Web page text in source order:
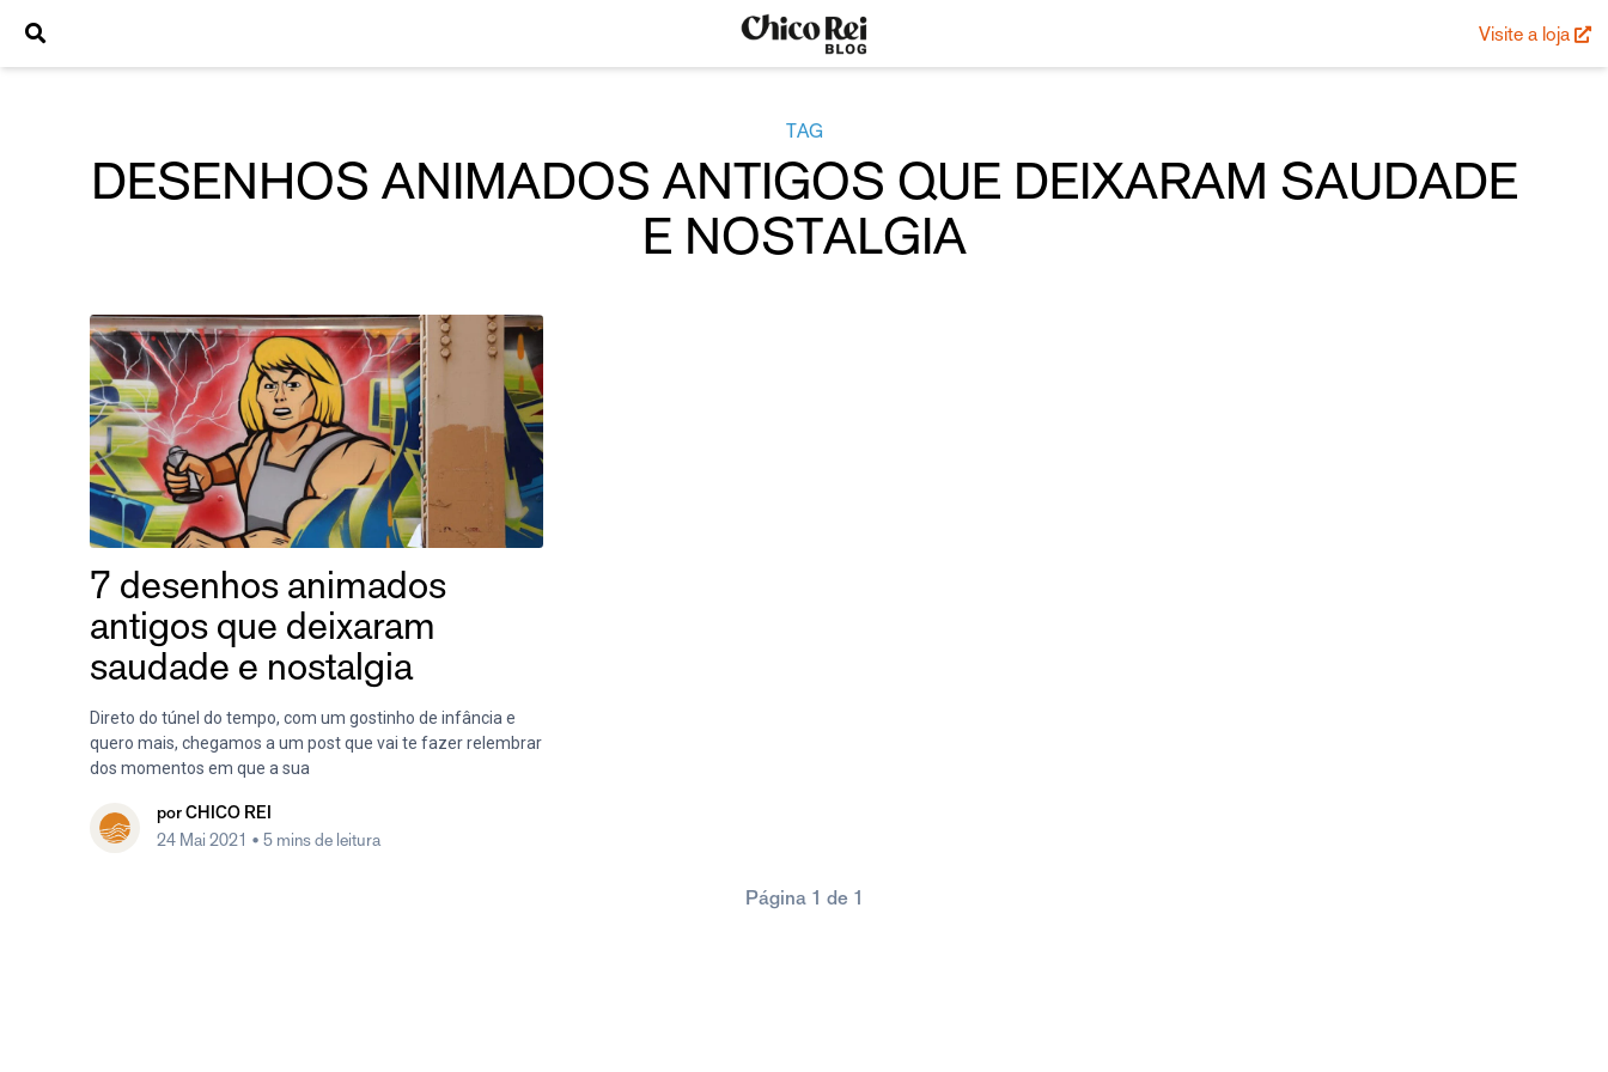
Visite a loja
TAG
DESENHOS ANIMADOS ANTIGOS QUE DEIXARAM SAUDADE
E NOSTALGIA
7 desenhos animados
antigos que deixaram
saudade e nostalgia
Direto do túnel do tempo, com um gostinho de infância e
quero mais, chegamos a um post que vai te fazer relembrar
dos momentos em que a sua
por CHICO REI
24 Mai 2021 • 5 mins de leitura
Página 1 de 1